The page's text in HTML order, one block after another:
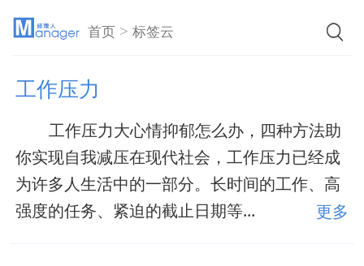
首页 >标签云
工作压力
工作压力大心情抑郁怎么办，四种方法助
你实现自我减压在现代社会，工作压力已经成
为许多人生活中的一部分。长时间的工作、高
强度的任务、紧迫的截止日期等...
更多